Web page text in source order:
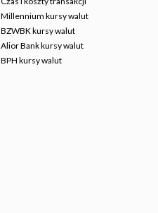
Millennium kursy walut
BZWBK kursy walut
Alior Bank kursy walut
BPH kursy walut